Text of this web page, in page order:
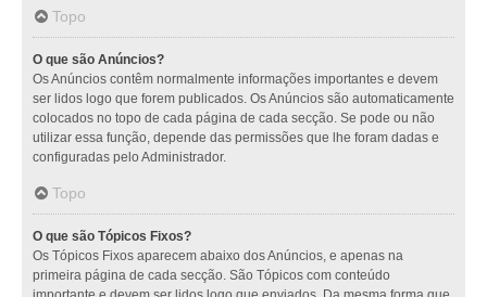
Topo
O que são Anúncios?
Os Anúncios contêm normalmente informações importantes e devem
ser lidos logo que forem publicados. Os Anúncios são automaticamente
colocados no topo de cada página de cada secção. Se pode ou não
utilizar essa função, depende das permissões que lhe foram dadas e
configuradas pelo Administrador.
Topo
O que são Tópicos Fixos?
Os Tópicos Fixos aparecem abaixo dos Anúncios, e apenas na
primeira página de cada secção. São Tópicos com conteúdo